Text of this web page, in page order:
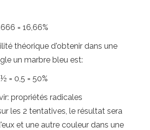
= 16,66%
théorique d'obtenir dans une
un marbre bleu est:
= 0,5 = 50%
propriétés radicales
les 2 tentatives, le résultat sera
et une autre couleur dans une